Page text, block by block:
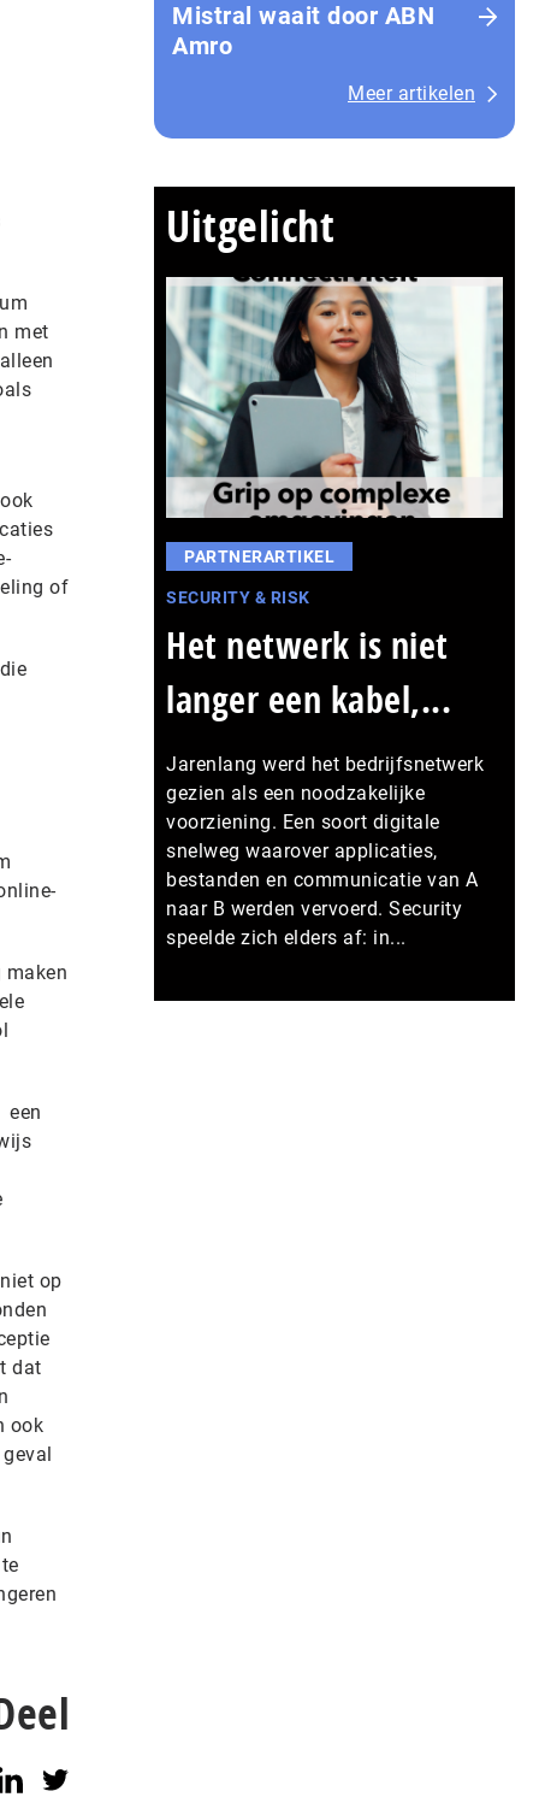
met
of
maken
een
op
dat
ook
Mistral waait door ABN
Amro
Meer artikelen
Uitgelicht
PARTNERARTIKEL
SECURITY & RISK
Het netwerk is niet
langer een kabel,...
Jarenlang werd het bedrijfsnetwerk
gezien als een noodzakelijke
voorziening. Een soort digitale
snelweg waarover applicaties,
bestanden en communicatie van A
naar B werden vervoerd. Security
speelde zich elders af: in...